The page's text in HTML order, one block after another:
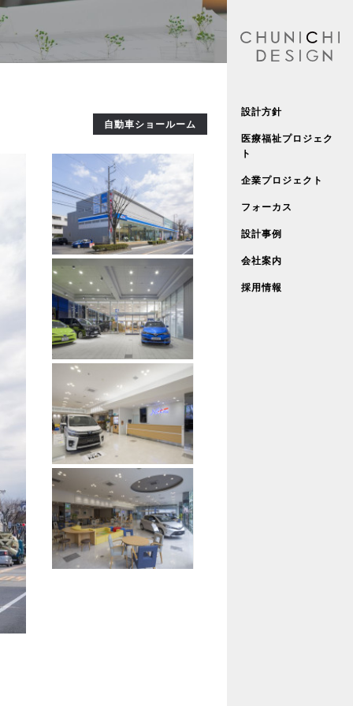
設計方針
医療福祉プロジェク
ト
企業プロジェクト
フォーカス
設計事例
会社案内
採用情報
自動車ショールーム